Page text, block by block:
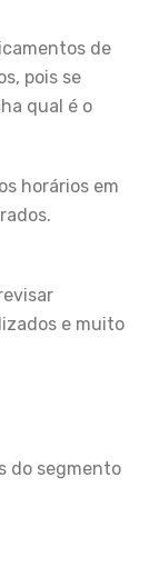
de
pois se
qual é o
horários em
e muito
do segmento